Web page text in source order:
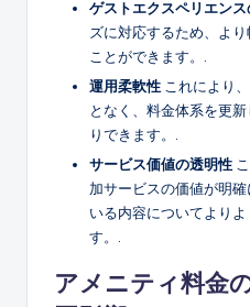
ゲストエクスペリエンス
ズに対応するため、よ
ことができます。.
運用柔軟性 これにより
となく、料金体系を更
りできます。.
サービス価値の透明性
加サービスの価値が明
いる内容についてより
す。.
アメニティ料金